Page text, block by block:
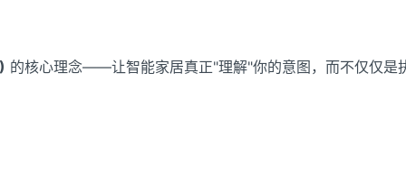
的核心理念——让智能家居真正"理解"你的意图，而不仅仅是